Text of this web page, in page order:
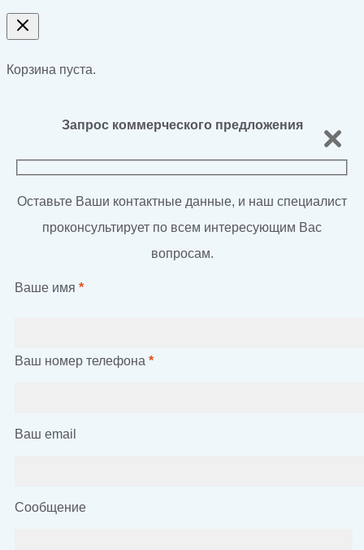
Корзина пуста.
Запрос коммерческого предложения
Оставьте Ваши контактные данные, и наш специалист
проконсультирует по всем интересующим Вас
вопросам.
Ваше имя *
Ваш номер телефона *
Ваш email
Сообщение